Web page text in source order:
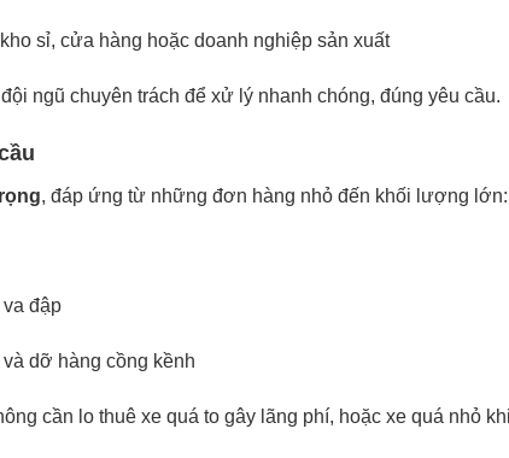
sỉ, cửa hàng hoặc doanh nghiệp sản xuất
ngũ chuyên trách để xử lý nhanh chóng, đúng yêu cầu.
, đáp ứng từ những đơn hàng nhỏ đến khối lượng lớn:
đập
dỡ hàng cồng kềnh
cần lo thuê xe quá to gây lãng phí, hoặc xe quá nhỏ